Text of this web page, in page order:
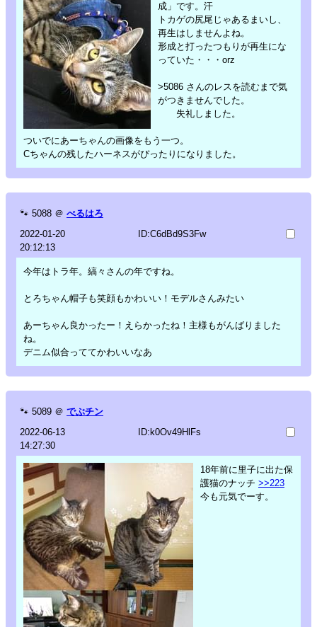
成」です。汗
トカゲの尻尾じゃあるまいし、
再生はしませんよね。
形成と打ったつもりが再生にな
っていた・・・orz
>5086 さんのレスを読むまで気
がつきませんでした。
失礼しました。
ついでにあーちゃんの画像をもう一つ。
Cちゃんの残したハーネスがぴったりになりました。
🐾 5088 ＠ べるはろ
2022-01-20
20:12:13
ID:C6dBd9S3Fw
今年はトラ年。縞々さんの年ですね。
とろちゃん帽子も笑顔もかわいい！モデルさんみたい
あーちゃん良かったー！えらかったね！主様もがんばりました
ね。
デニム似合っててかわいいなあ
🐾 5089 ＠ でぶチン
2022-06-13
14:27:30
ID:k0Ov49HlFs
18年前に里子に出た保
護猫のナッチ >>223
今も元気でーす。